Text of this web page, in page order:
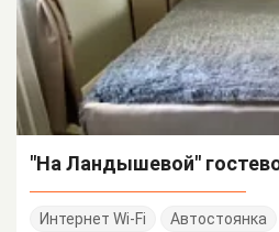
"На Ландышевой"
Интернет Wi-Fi
Автостоянка